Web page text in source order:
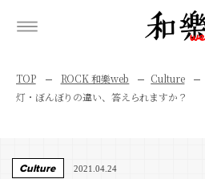
TOP ROCK 和樂web Culture
灯・ぼんぼりの違い、答えられますか？
Culture 2021.04.24